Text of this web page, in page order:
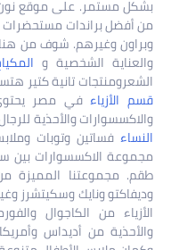
بشكل مستمر. على موقع
من أفضل براندات مستحضرات
وبراون وغيرهم. شوف من
والعناية الشخصية و
الشعرومنتجات تانية كتير
قسم الأزياء في مصر
والاكسسوارات والأحذية
النساء فساتين وتوبات
مجموعة الاكسسوارات بين
طقم. مجموعتنا المميزة من
وديفاكتو ونايك وسكيتشرز
الأزياء من الكاجوال
والأحذية من أديداس